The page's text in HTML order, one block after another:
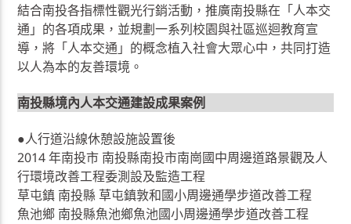
結合南投各指標性觀光行銷活動，推廣南投縣在「人本交
通」的各項成果，並規劃一系列校園與社區巡迴教育宣
導，將「人本交通」的概念植入社會大眾心中，共同打造
以人為本的友善環境。
南投縣境內人本交通建設成果案例
●人行道沿線休憩設施設置後
2014 年南投市 南投縣南投市南崗國中周邊道路景觀及人
行環境改善工程委測設及監造工程
草屯鎮 南投縣 草屯鎮敦和國小周邊通學步道改善工程
魚池鄉 南投縣魚池鄉魚池國小周邊通學步道改善工程